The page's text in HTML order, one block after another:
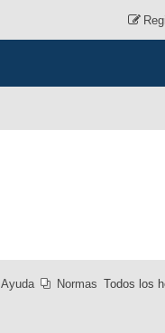
Todos los
Normas
Ayuda